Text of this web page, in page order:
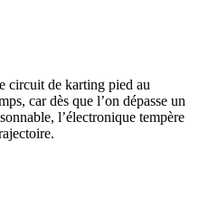
circuit de karting pied au
car dès que l’on dépasse un
l’électronique tempère